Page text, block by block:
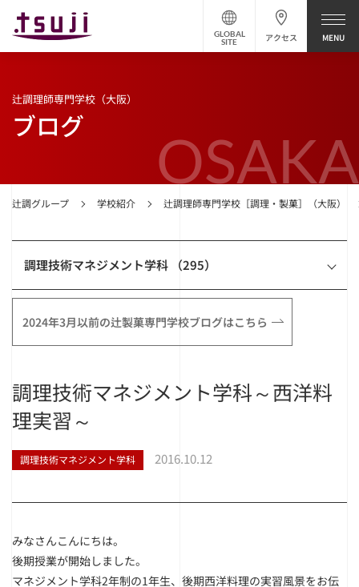
アクセス
GLOBAL
SITE
OSAKA
辻調グループ 学校紹介 辻調理師専門学校［調理・製菓］（大阪）
辻調理師専門学校（大阪）
ブログ
調理技術マネジメント学科 （295）
2024年3月以前の辻製菓専門学校ブログはこちら
調理技術マネジメント学科～西洋料
理実習～
調理技術マネジメント学科 2016.10.12
みなさんこんにちは。
後期授業が開始しました。
マネジメント学科2年制の1年生、後期西洋料理の実習風景をお伝